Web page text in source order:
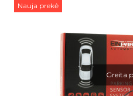
Nauja prekė
Greita